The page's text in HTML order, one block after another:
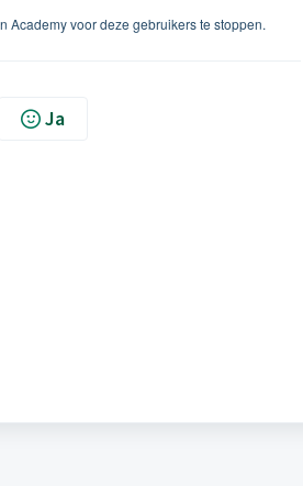
Academy voor deze gebruikers te stoppen.
Ja